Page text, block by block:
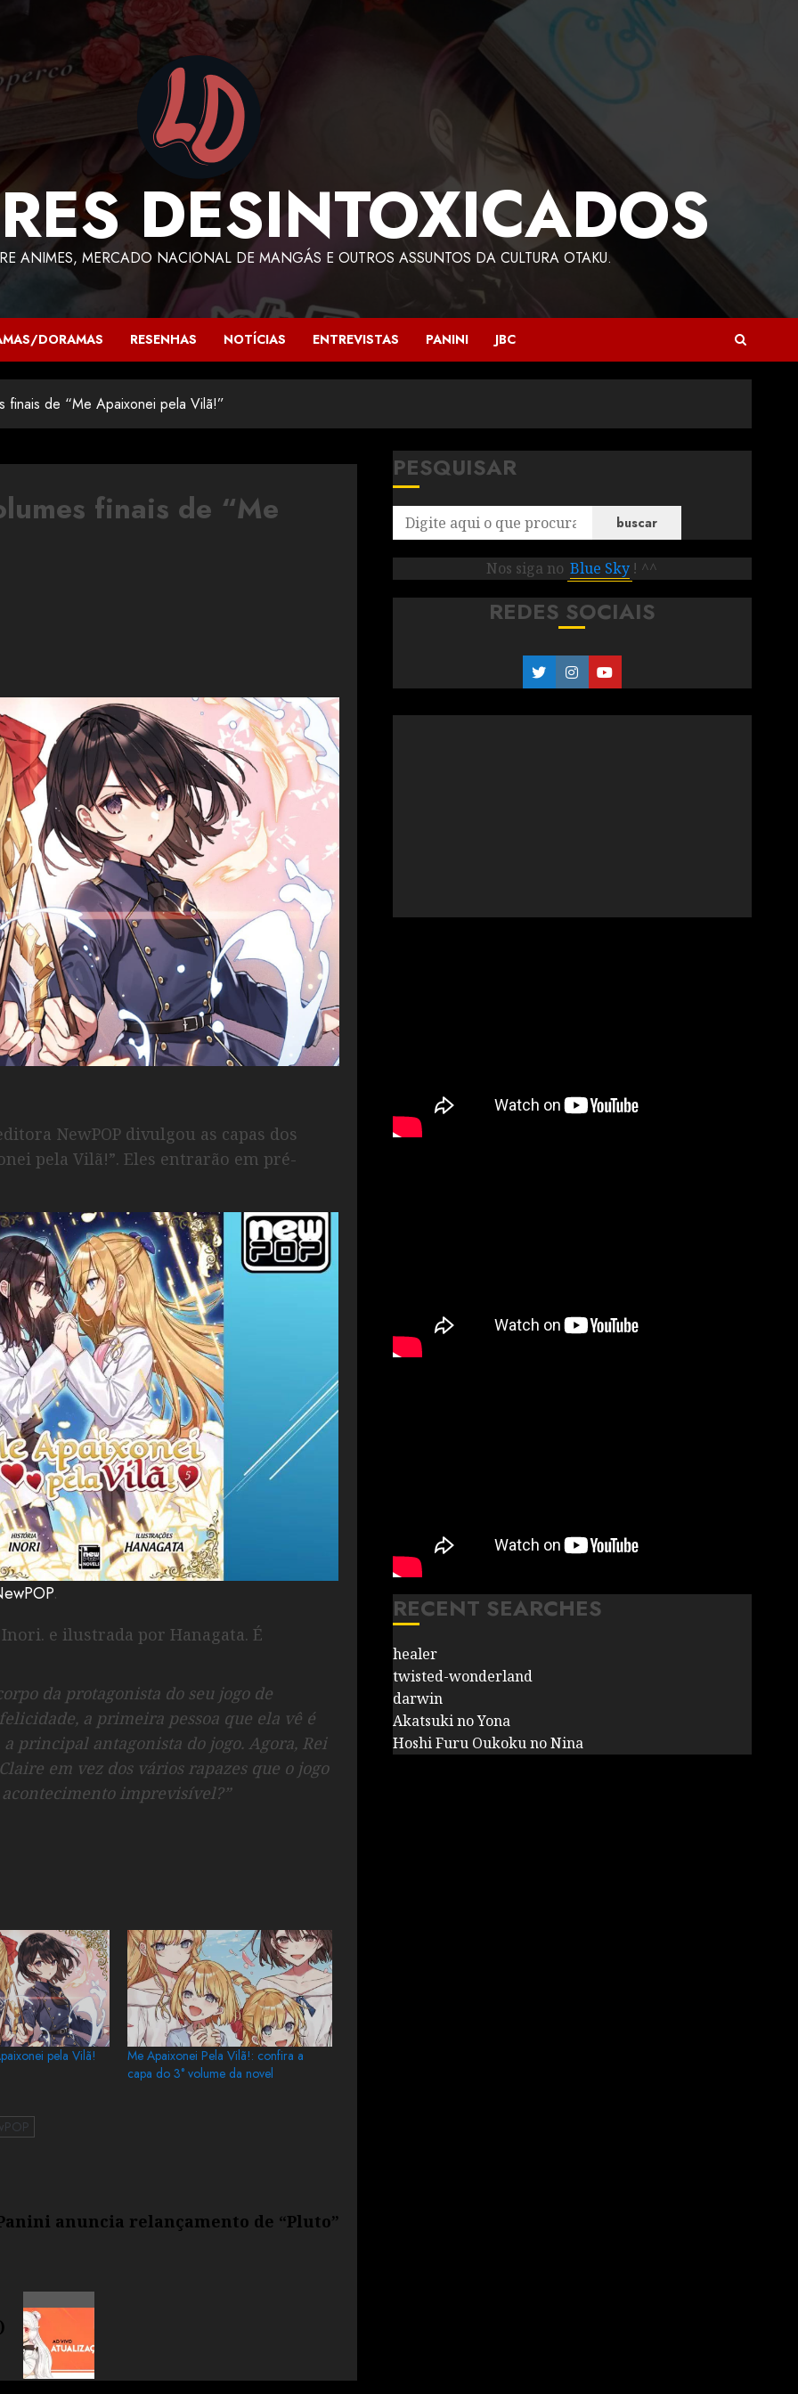
DESINTOXICADOS
ANIMES, MERCADO NACIONAL DE MANGÁS E OUTROS ASSUNTOS DA CULTURA OTAKU.
DORAMAS RESENHAS NOTÍCIAS ENTREVISTAS PANINI JBC
finais de “Me Apaixonei pela Vilã!”
finais de “Me
NewPOP divulgou as capas dos
pela Vilã!”. Eles entrarão em pré-
.
e ilustrada por Hanagata. É
da protagonista do seu jogo de
a primeira pessoa que ela vê é
principal antagonista do jogo. Agora, Rei
em vez dos vários rapazes que o jogo
imprevisível?”
pela Vilã!
Me Apaixonei Pela Vilã!: confira a
capa do 3° volume da novel
anuncia relançamento de “Pluto”
PESQUISAR
buscar
Nos siga no Blue Sky ! ^^
REDES SOCIAIS
RECENT SEARCHES
healer
twisted-wonderland
darwin
Akatsuki no Yona
Hoshi Furu Oukoku no Nina